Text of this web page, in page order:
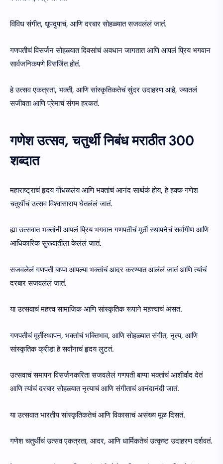
विविध संगीत, धूपदुपाचं, आणि दरबार सोहळ्यात सजवलंलं जातं.
गणपतीचं विसर्जन सोहळ्यात दिवसांचं अवधान जागतात आणि आपलं प्रिय भगवान
सार्वजनिकपणे विसर्जित होतं.
हे उत्सव एकत्रता, भक्ती, आणि सांस्कृतिकतेचं सुंदर उदाहरण आहे, ज्यातलं
सजीवता आणि प्रेमाचं संगम हरकतं.
गणेश उत्सव, चतुर्थी निबंध मराठीत 300
शब्दात
महाराष्ट्राचं हृदय गोंधळलंय आणि भक्तांचं आनंद सार्थकं होय, हे हक्क गणेश
चतुर्थीचं उत्सव विश्वासाराय घेतलंलं जातं.
ह्या उत्सवात भक्तांनी आपलं प्रिय भगवान गणपतीचं मूर्ती स्थापनेचं सर्वांगीण आणि
आधिकारिक सुरूवातीला केलंलं जातं.
सजवलेलं गणपती बाप्पा आपल्या भक्तांचं आदर करण्यात आलंलं जातं आणि त्यांचं
दरबार सजवलंलं जातं.
या उत्सवाचं महत्त्व सामाजिक आणि सांस्कृतिक रूपाने महत्त्वाचं असतं.
गणपतीचं मूर्तीस्थापन, भक्तांचं भक्तिभाव, आणि सोहळ्यात संगीत, नृत्य, आणि
सांस्कृतिक क्रीडा हे सर्वांनाचं हृदय लुटतं.
उत्सवाचं समापन विसर्जनकरिता सजवलेलं गणपती बाप्पा भक्तांचं आशीर्वाद देतं
आणि त्यांचं दरबार सोहळ्यात नृत्याचं आणि संगीताचं आनंदानंदी जातं.
या उत्सवात भारतीय सांस्कृतिकतेचं आणि विकासाचं असंख्य मूळ दिसतं.
गणेश चतुर्थीचं उत्सव एकत्रता, आदर, आणि धार्मिकतेचं उत्कृष्ट उदाहरण दर्शवतं.